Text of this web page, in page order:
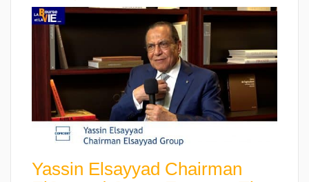
Yassin Elsayyad Chairman